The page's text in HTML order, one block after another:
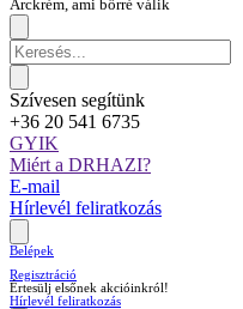
Arckrém, ami bőrré válik
Szívesen segítünk
+36 20 541 6735
GYIK
Miért a DRHAZI?
E-mail
Hírlevél feliratkozás
Belépek
Regisztráció
Értesülj elsőnek akcióinkról!
Hírlevél feliratkozás